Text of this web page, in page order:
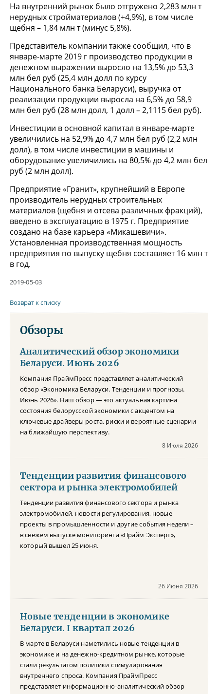
На внутренний рынок было отгружено 2,283 млн т
нерудных стройматериалов (+4,9%), в том числе
щебня – 1,84 млн т (минус 5,8%).
Представитель компании также сообщил, что в
январе-марте 2019 г производство продукции в
денежном выражении выросло на 13,5% до 53,3
млн бел руб (25,4 млн долл по курсу
Национального банка Беларуси), выручка от
реализации продукции выросла на 6,5% до 58,9
млн бел руб (28 млн долл, 1 долл – 2,1115 бел руб).
Инвестиции в основной капитал в январе-марте
увеличились на 52,9% до 4,7 млн бел руб (2,2 млн
долл), в том числе инвестиции в машины и
оборудование увеличились на 80,5% до 4,2 млн бел
руб (2 млн долл).
Предприятие «Гранит», крупнейший в Европе
производитель нерудных строительных
материалов (щебня и отсева различных фракций),
введено в эксплуатацию в 1975 г. Предприятие
создано на базе карьера «Микашевичи».
Установленная производственная мощность
предприятия по выпуску щебня составляет 16 млн т
в год.
2019-05-03
Возврат к списку
Обзоры
Аналитический обзор экономики
Беларуси. Июнь 2026
Компания ПраймПресс представляет аналитический
обзор «Экономика Беларуси. Тенденции и прогнозы.
Июнь 2026». Наш обзор — это актуальная картина
состояния белорусской экономики с акцентом на
ключевые драйверы роста, риски и вероятные сценарии
на ближайшую перспективу.
8 Июля 2026
Тенденции развития финансового
сектора и рынка электромобилей
Тенденции развития финансового сектора и рынка
электромобилей, новости регулирования, новые
проекты в промышленности и другие события недели –
в свежем выпуске мониторинга «Прайм Эксперт»,
который вышел 25 июня.
26 Июня 2026
Новые тенденции в экономике
Беларуси. I квартал 2026
В марте в Беларуси наметились новые тенденции в
экономике и на денежно-кредитном рынке, которые
стали результатом политики стимулирования
внутреннего спроса. Компания ПраймПресс
представляет информационно-аналитический обзор